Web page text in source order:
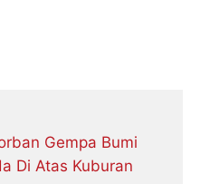
Gempa Bumi
Di Atas Kuburan